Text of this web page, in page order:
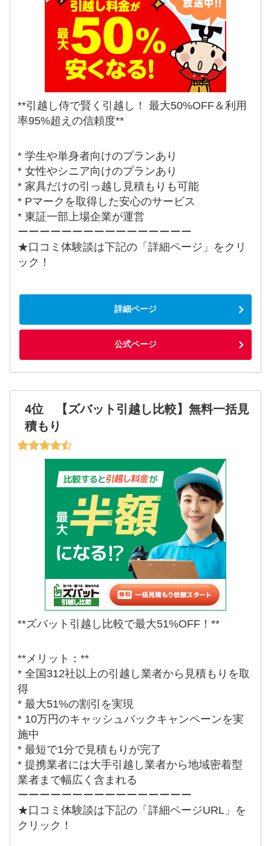
**引越し侍で賢く引越し！ 最大50%OFF＆利用
率95%超えの信頼度**
* 学生や単身者向けのプランあり
* 女性やシニア向けのプランあり
* 家具だけの引っ越し見積もりも可能
* Pマークを取得した安心のサービス
* 東証一部上場企業が運営
ーーーーーーーーーーーーーーーー
★口コミ体験談は下記の「詳細ページ」をクリ
ック！
詳細ページ
公式ページ
4位 【ズバット引越し比較】無料一括見
積もり
**ズバット引越し比較で最大51%OFF！**
**メリット：**
* 全国312社以上の引越し業者から見積もりを取
得
* 最大51%の割引を実現
* 10万円のキャッシュバックキャンペーンを実
施中
* 最短で1分で見積もりが完了
* 提携業者には大手引越し業者から地域密着型
業者まで幅広く含まれる
ーーーーーーーーーーーーーーーー
★口コミ体験談は下記の「詳細ページURL」を
クリック！